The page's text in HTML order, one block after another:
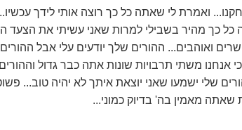
ואמרת לי שאתה כל כך רוצה אותי לידך
כל כך מהיר בשבילי למרות שאני עשיתי את הצעד
ואוהבים... ההורים שלך יודעים עלי אבל ההורים
אנחנו משתי תרבויות שונות אתה כבר גדול
כפרה אני בת 16 ואם ההורים שלי ישמעו שאני יוצאת איתך לא יהיה
שאתה מאמין בה' בדיוק כמוני...